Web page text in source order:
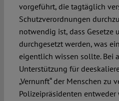
vorgeführt, die tagtäglich
Schutzverordnungen
notwendig ist, dass Gesetze
durchgesetzt werden, was
eigentlich wissen sollte. Bei
Unterstützung für
„Vernunft“ der Menschen zu
Polizeipräsidenten